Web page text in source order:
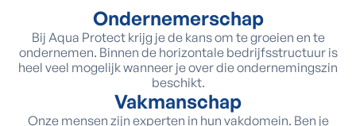
Ondernemerschap
Bij Aqua Protect krijg je de kans om te groeien en te
ondernemen. Binnen de horizontale bedrijfsstructuur is
heel veel mogelijk wanneer je over die ondernemingszin
beschikt.
Vakmanschap
Onze mensen zijn experten in hun vakdomein. Ben je